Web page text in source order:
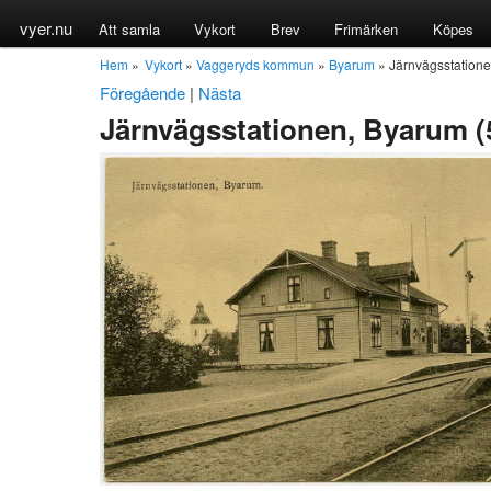
vyer.nu Att samla Vykort Brev Frimärken Köpes
Hem » Vykort » Vaggeryds kommun » Byarum »
Föregående | Nästa
Järnvägsstationen, Byarum